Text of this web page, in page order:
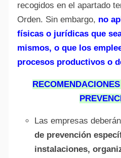
recogidos en el apartado
Orden. Sin embargo, no
físicas o jurídicas que
mismos, o que los
procesos productivos o
Las empresas
de prevención
instalaciones,